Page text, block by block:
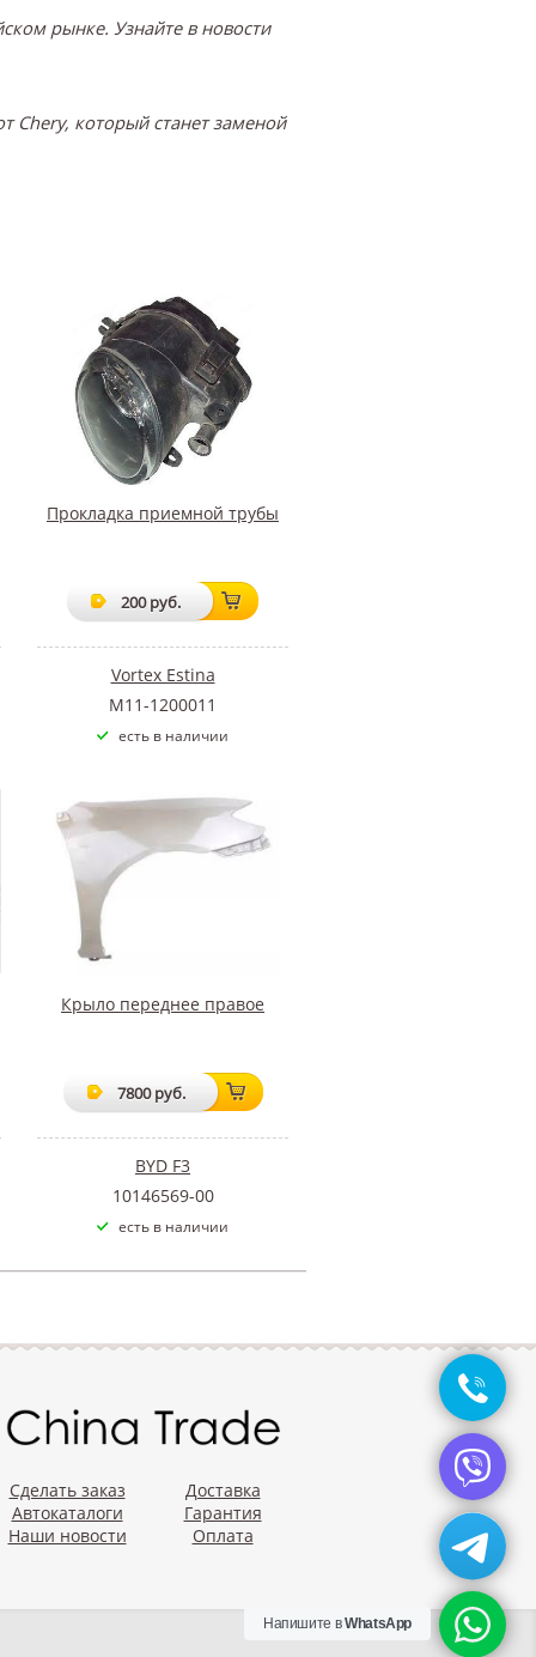
рынке. Узнайте в новости
Chery, который станет заменой
Прокладка приемной трубы
200 руб.
Vortex Estina
M11-1200011
есть в наличии
Крыло переднее правое
7800 руб.
BYD F3
10146569-00
есть в наличии
Сделать заказ
Автокаталоги
Наши новости
Доставка
Гарантия
Оплата
Напишите вWhatsApp